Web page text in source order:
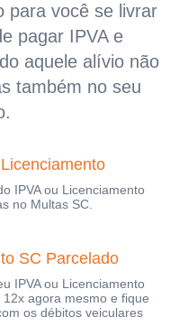
para você se livrar
pagar IPVA e
aquele alívio não
também no seu
IPVA ou Licenciamento
no Multas SC.
SC Parcelado
IPVA ou Licenciamento
agora mesmo e fique
os débitos veiculares